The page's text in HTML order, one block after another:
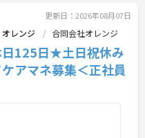
更新日：2026年08月07日
レンジ 合同会社オレンジ
日125日★土日祝休み
アマネ募集＜正社員